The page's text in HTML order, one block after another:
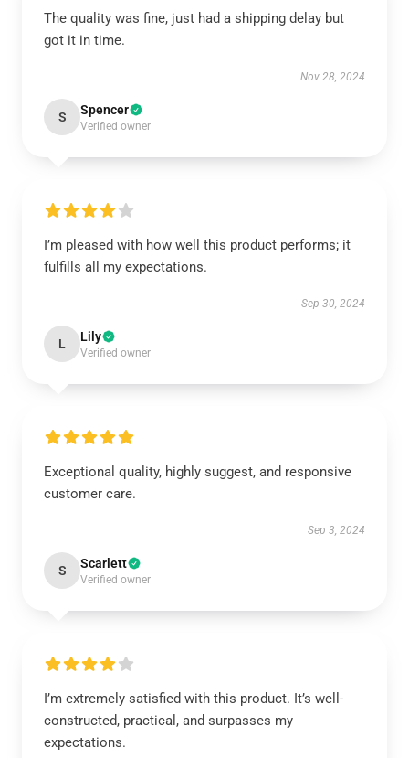
The quality was fine, just had a shipping delay but
got it in time.
Nov 28, 2024
S Spencer
Verified owner
I’m pleased with how well this product performs; it
fulfills all my expectations.
Sep 30, 2024
L Lily
Verified owner
Exceptional quality, highly suggest, and responsive
customer care.
Sep 3, 2024
S Scarlett
Verified owner
I’m extremely satisfied with this product. It’s well-
constructed, practical, and surpasses my
expectations.